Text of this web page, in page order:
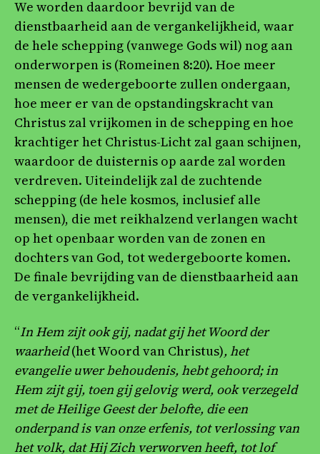
We worden daardoor bevrijd van de
dienstbaarheid aan de vergankelijkheid, waar
de hele schepping (vanwege Gods wil) nog aan
onderworpen is (Romeinen 8:20). Hoe meer
mensen de wedergeboorte zullen ondergaan,
hoe meer er van de opstandingskracht van
Christus zal vrijkomen in de schepping en hoe
krachtiger het Christus-Licht zal gaan schijnen,
waardoor de duisternis op aarde zal worden
verdreven. Uiteindelijk zal de zuchtende
schepping (de hele kosmos, inclusief alle
mensen), die met reikhalzend verlangen wacht
op het openbaar worden van de zonen en
dochters van God, tot wedergeboorte komen.
De finale bevrijding van de dienstbaarheid aan
de vergankelijkheid.
“In Hem zijt ook gij, nadat gij het Woord der
waarheid(het Woord van Christus), het
evangelie uwer behoudenis, hebt gehoord; in
Hem zijt gij, toen gij gelovig werd, ook verzegeld
met de Heilige Geest der belofte, die een
onderpand is van onze erfenis, tot verlossing van
het volk, dat Hij Zich verworven heeft, tot lof